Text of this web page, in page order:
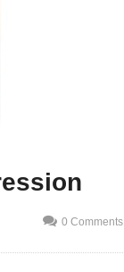
0 Comments